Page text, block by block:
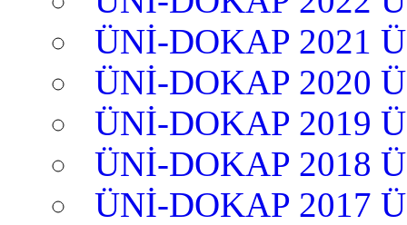
ÜNİ-DOKAP 2021
ÜNİ-DOKAP 2020
ÜNİ-DOKAP 2019
ÜNİ-DOKAP 2018
ÜNİ-DOKAP 2017